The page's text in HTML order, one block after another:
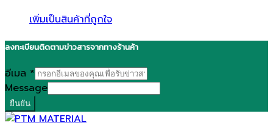
เพิ่มเป็นสินค้าที่ถูกใจ
ลงทะเบียนติดตามข่าวสารจากทางร้านค้า
อีเมล *
Message
ยืนยัน